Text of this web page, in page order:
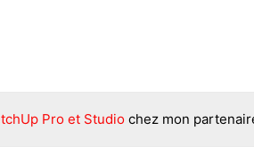
Pro et Studio chez mon